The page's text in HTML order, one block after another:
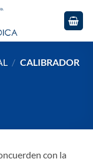
/ CALIBRADOR
con la